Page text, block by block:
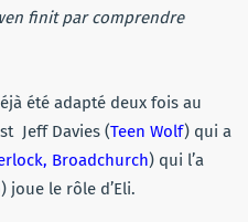
finit par comprendre
été adapté deux fois au
Jeff Davies (Teen Wolf) qui a
Broadchurch) qui l’a
joue le rôle d’Eli.